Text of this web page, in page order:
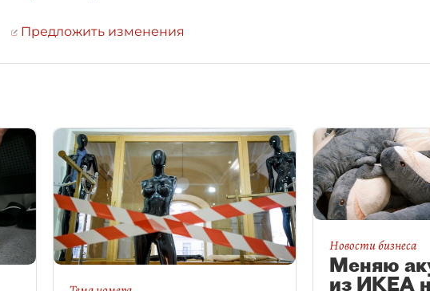
Предложить изменения
Новости бизнеса
Меняю
из ИКЕА